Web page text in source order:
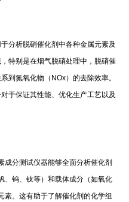
分析脱硝催化剂中各种金属元素及
特别是在烟气脱硝处理中，脱硝催
到氮氧化物（NOx）的去除效率。
于保证其性能、优化生产工艺以及
成分测试仪器能够全面分析催化剂
、钨、钛等）和载体成分（如氧化
素。这有助于了解催化剂的化学组